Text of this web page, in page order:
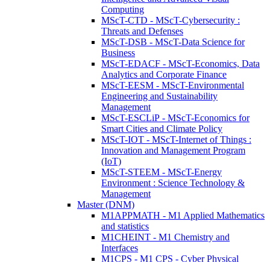
Computing
MScT-CTD - MScT-Cybersecurity :
Threats and Defenses
MScT-DSB - MScT-Data Science for
Business
MScT-EDACF - MScT-Economics, Data
Analytics and Corporate Finance
MScT-EESM - MScT-Environmental
Engineering and Sustainability
Management
MScT-ESCLiP - MScT-Economics for
Smart Cities and Climate Policy
MScT-IOT - MScT-Internet of Things :
Innovation and Management Program
(IoT)
MScT-STEEM - MScT-Energy
Environment : Science Technology &
Management
Master (DNM)
M1APPMATH - M1 Applied Mathematics
and statistics
M1CHEINT - M1 Chemistry and
Interfaces
M1CPS - M1 CPS - Cyber Physical